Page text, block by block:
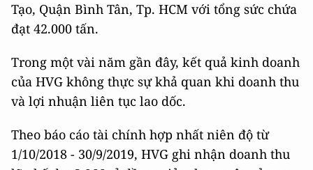
Tạo, Quận Bình Tân, Tp. HCM với tổng sức chứa
đạt 42.000 tấn.
Trong một vài năm gần đây, kết quả kinh doanh
của HVG không thực sự khả quan khi doanh thu
và lợi nhuận liên tục lao dốc.
Theo báo cáo tài chính hợp nhất niên độ từ
1/10/2018 - 30/9/2019, HVG ghi nhận doanh thu